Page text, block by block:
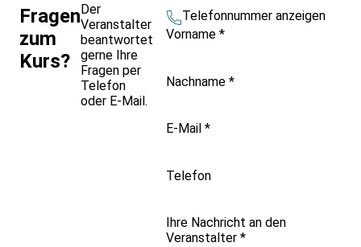
Fragen
zum
Kurs?
Der
Veranstalter
beantwortet
gerne Ihre
Fragen per
Telefon
oder E-Mail.
Telefonnummer anzeigen
Vorname *
Nachname *
E-Mail *
Telefon
Ihre Nachricht an den
Veranstalter *